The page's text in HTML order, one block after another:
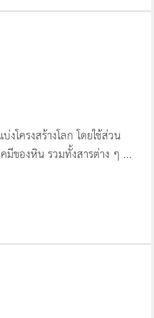
งโครงสร้างโลก โดยใช้ส่วน
มีของหิน รวมทั้งสารต่าง ๆ ...